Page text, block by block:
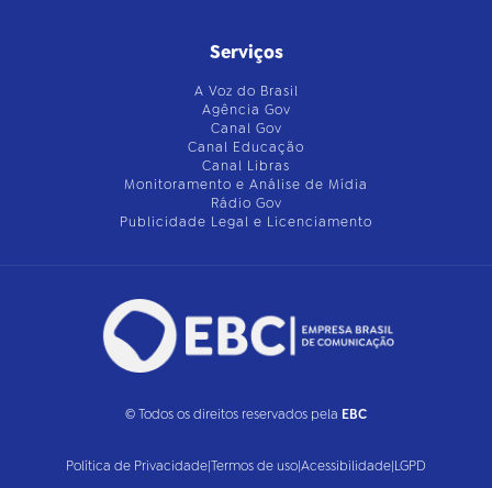
Serviços
A Voz do Brasil
Agência Gov
Canal Gov
Canal Educação
Canal Libras
Monitoramento e Análise de Mídia
Rádio Gov
Publicidade Legal e Licenciamento
© Todos os direitos reservados pela EBC
Política de Privacidade|Termos de uso|Acessibilidade|LGPD